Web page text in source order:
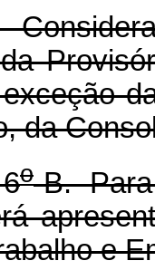
da
o-B. Para
e